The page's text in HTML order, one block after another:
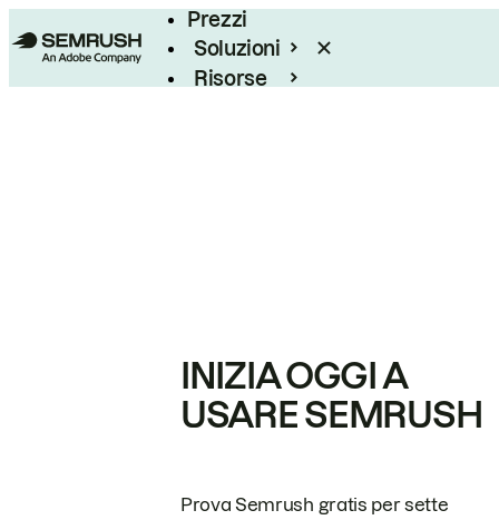
Prezzi
Soluzioni
Risorse
INIZIA OGGI A
USARE SEMRUSH
Prova Semrush gratis per sette